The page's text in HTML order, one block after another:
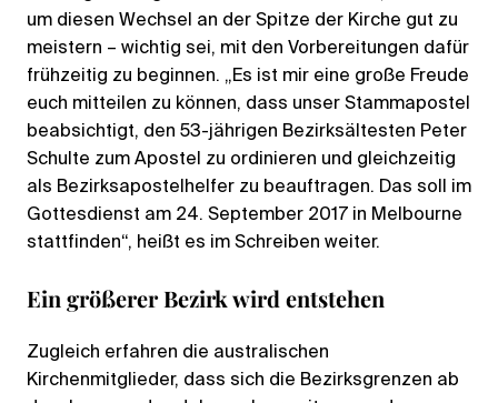
um diesen Wechsel an der Spitze der Kirche gut zu
meistern – wichtig sei, mit den Vorbereitungen dafür
frühzeitig zu beginnen. „Es ist mir eine große Freude
euch mitteilen zu können, dass unser Stammapostel
beabsichtigt, den 53-jährigen Bezirksältesten Peter
Schulte zum Apostel zu ordinieren und gleichzeitig
als Bezirksapostelhelfer zu beauftragen. Das soll im
Gottesdienst am 24. September 2017 in Melbourne
stattfinden“, heißt es im Schreiben weiter.
Ein größerer Bezirk wird entstehen
Zugleich erfahren die australischen
Kirchenmitglieder, dass sich die Bezirksgrenzen ab